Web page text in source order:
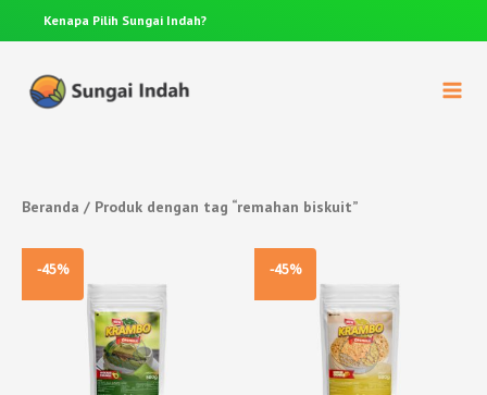
Kenapa Pilih Sungai Indah?
Beranda / Produk dengan tag “remahan biskuit”
-45% -45%